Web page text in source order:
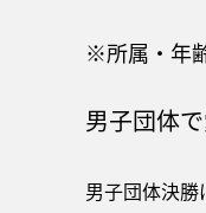
※所属・年
男子団体
男子団体決